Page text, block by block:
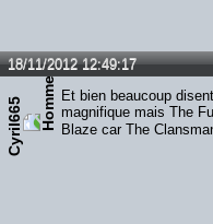
18/11/2012 12:49:17
Cyril665
Et bien beaucoup
magnifique mais The
Blaze car The